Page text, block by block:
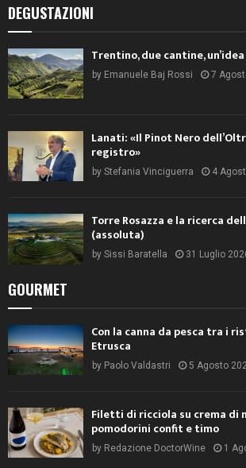
DEGUSTAZIONI
Trentino, due cantine,
by Emanuele Baj Rossi 7
Lanati: «Il Pinot Nero
registro»
by Stefania Vinciguerra 4
Torre Rosazza e la ricerca
(assoluta)
by Sissi Baratella 31 Luglio
GOURMET
Con la canna da pesca tra i
Etrusca
by Paolo Valdastri 5 Agosto
Filetti di ricciola su crema di
pomodorini confit e timo
by Redazione DoctorWine 1